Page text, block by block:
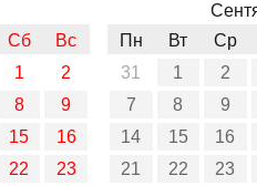
Сб
Вс
1
2
8
9
15
16
22
23
Пн
Вт Ср
31
1 2
7
8 9
14
15 16
21
22 23